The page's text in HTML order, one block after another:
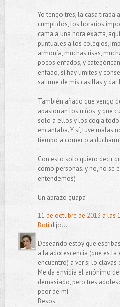
Yo tengo tres, la casa tirada
cumplidos, los horarios
cama a una hora exacta,
puntuales a los colegios,
armonía, muchas risas,
pocos enfados, y
enfado, sí hay límites y
salirme de mis casillas y
También añado que vengo
apasionan los niños, y que
solo a ellos y los cogía
encantaba. Y sí, tuve malas
tiempo a comer o a
Con esto solo quiero decir
como personas, y no, no se
entendemos)
Un abrazo guapa!
11 de octubre de 2013 a las
Boti dijo...
Deseando estoy que
a la adolescencia (que es la
encuentro) a ver si lo
Me da envidia el anónimo
demasiado, pero tres
peor de mí.
Besos.